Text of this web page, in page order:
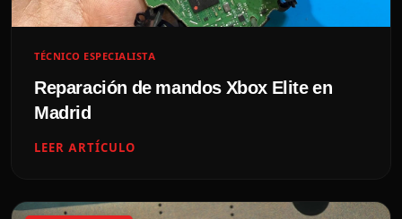
TÉCNICO ESPECIALISTA
Reparación de mandos Xbox Elite en
Madrid
LEER ARTÍCULO